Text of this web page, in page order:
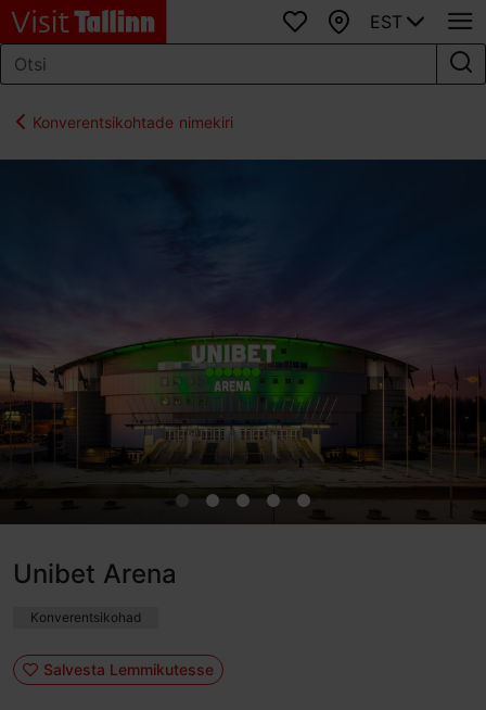
Lemmikud
Kaart
EST
Konverentsikohtade nimekiri
Unibet Arena
Konverentsikohad
Salvesta Lemmikutesse